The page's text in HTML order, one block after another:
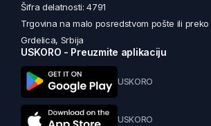
Šifra delatnosti: 4791
Trgovina na malo posredstvom pošte ili
Grdelica, Srbija
USKORO - Preuzmite aplikaciju
USKORO
USKORO